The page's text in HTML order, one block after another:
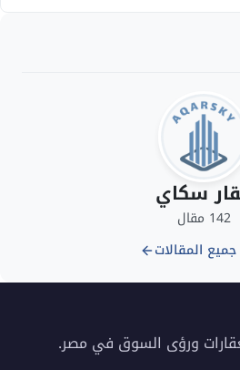
سكاي
142 مقال
المقالات
ورؤى السوق في مصر.